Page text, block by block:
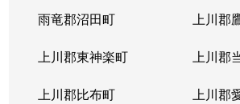
雨竜郡沼田町 上川郡
上川郡東神楽町 上川郡
上川郡比布町 上川郡